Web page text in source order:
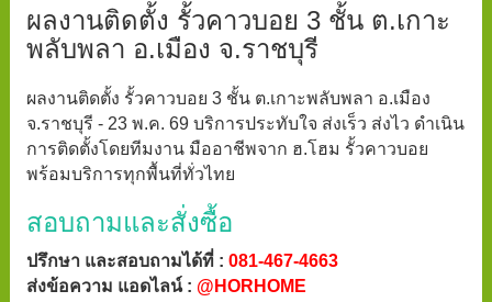
ผลงานติดตั้ง รั้วคาวบอย 3 ชั้น ต.เกาะ
พลับพลา อ.เมือง จ.ราชบุรี
ผลงานติดตั้ง รั้วคาวบอย 3 ชั้น ต.เกาะพลับพลา อ.เมือง
จ.ราชบุรี - 23 พ.ค. 69 บริการประทับใจ ส่งเร็ว ส่งไว ดำเนิน
การติดตั้งโดยทีมงาน มืออาชีพจาก ฮ.โฮม รั้วคาวบอย
พร้อมบริการทุกพื้นที่ทั่วไทย
สอบถามและสั่งซื้อ
ปรึกษา และสอบถามได้ที่ : 081-467-4663
ส่งข้อความ แอดไลน์ : @HORHOME